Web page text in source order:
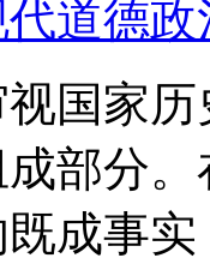
道德政
国家
部分
成事